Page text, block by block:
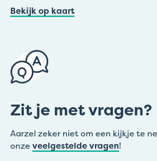
Bekijk op kaart
Zit je met vragen?
Aarzel zeker niet om een kijkje te
onze veelgestelde vragen!